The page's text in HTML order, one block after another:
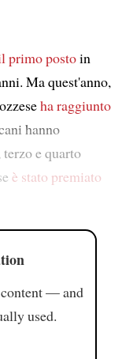
primo postoin
Ma quest'anno,
ha raggiunto
hanno
e quarto
è stato premiato
— and
used.